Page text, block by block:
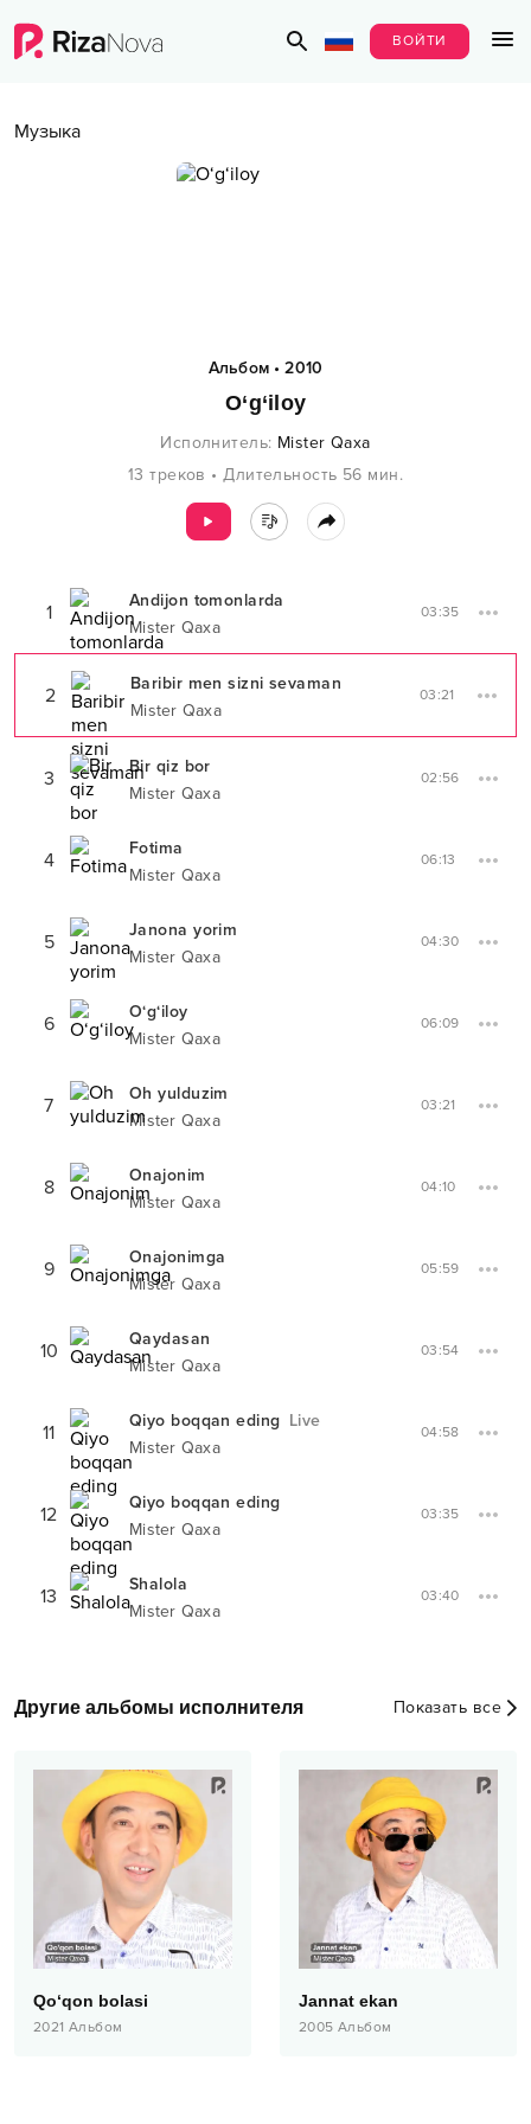
ВОЙТИ
Музыка
Альбом•2010
O‘g‘iloy
Исполнитель: Mister Qaxa
13 треков •Длительность 56 мин.
1
Andijon tomonlarda
Mister Qaxa
03:35
2
Baribir men sizni sevaman
Mister Qaxa
03:21
3
Bir qiz bor
Mister Qaxa
02:56
4
Fotima
Mister Qaxa
06:13
5
Janona yorim
Mister Qaxa
04:30
6
O‘g‘iloy
Mister Qaxa
06:09
7
Oh yulduzim
Mister Qaxa
03:21
8
Onajonim
Mister Qaxa
04:10
9
Onajonimga
Mister Qaxa
05:59
10
Qaydasan
Mister Qaxa
03:54
11 Qiyo boqqan eding Live
Mister Qaxa
04:58
12
Qiyo boqqan eding
Mister Qaxa
03:35
13
Shalola
Mister Qaxa
03:40
Другие альбомы исполнителя Показать все
Qo‘qon bolasi
2021 Альбом
Jannat ekan
2005 Альбом